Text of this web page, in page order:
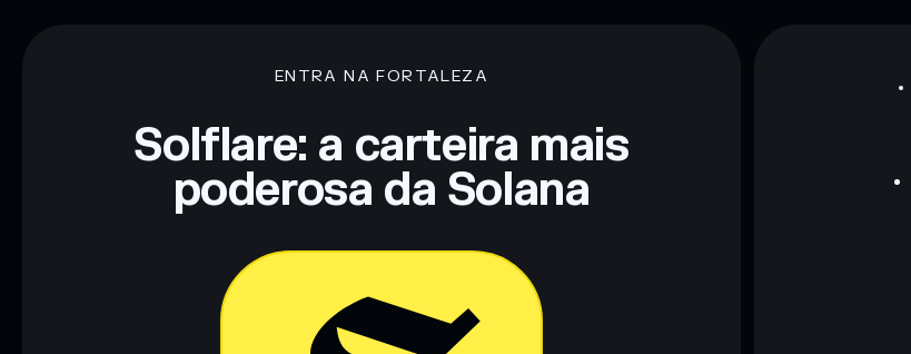
ENTRA NA FORTALEZA
Solflare: a carteira mais
poderosa da Solana